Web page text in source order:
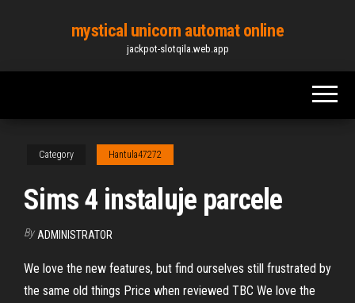
content
mystical unicorn automat online
jackpot-slotqila.web.app
Category Hantula47272
Sims 4 instaluje parcele
By ADMINISTRATOR
We love the new features, but find ourselves still frustrated by
the same old things Price when reviewed TBC We love the